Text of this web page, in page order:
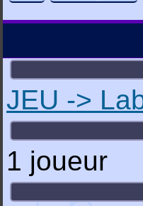
JEU ->
1 joueur